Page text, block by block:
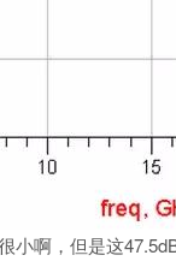
小啊，但是这